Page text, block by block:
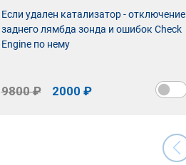
Если удален катализатор - отключение
заднего лямбда зонда и ошибок Check
Engine по нему
9800 ₽ 2000 ₽